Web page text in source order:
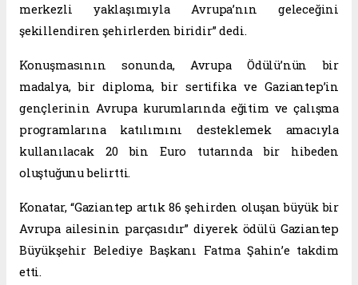
merkezli yaklaşımıyla Avrupa’nın geleceğini
şekillendiren şehirlerden biridir” dedi.
Konuşmasının sonunda, Avrupa Ödülü’nün bir
madalya, bir diploma, bir sertifika ve Gaziantep’in
gençlerinin Avrupa kurumlarında eğitim ve çalışma
programlarına katılımını desteklemek amacıyla
kullanılacak 20 bin Euro tutarında bir hibeden
oluştuğunu belirtti.
Konatar, “Gaziantep artık 86 şehirden oluşan büyük bir
Avrupa ailesinin parçasıdır” diyerek ödülü Gaziantep
Büyükşehir Belediye Başkanı Fatma Şahin’e takdim
etti.